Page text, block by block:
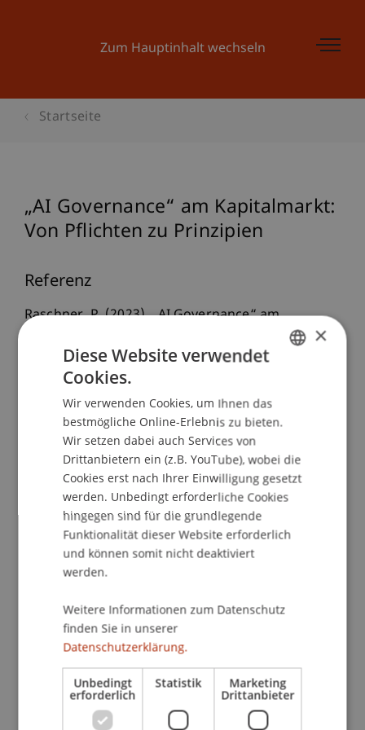
Zum Hauptinhalt wechseln
Startseite
„AI Governance“ am Kapitalmarkt:
Von Pflichten zu Prinzipien
Referenz
Raschner, P. (2023). „AI Governance“ am
Zeitschrift für Finanzmarktrecht (ZFR)(9).
Publikationsart
Beitrag in wissenschaftlicher Fachzeitschrift
Mitarbeitende
Univ.-Ass. Dr. Patrick Raschner
Beteiligte Einrichtungen
Liechtenstein Business Law School
Bank- und Finanzmarktrecht
×
Diese Website verwendet
Cookies.
Wir verwenden Cookies, um Ihnen das
bestmögliche Online-Erlebnis zu bieten.
Wir setzen dabei auch Services von
Drittanbietern ein (z.B. YouTube), wobei die
Cookies erst nach Ihrer Einwilligung gesetzt
werden. Unbedingt erforderliche Cookies
hingegen sind für die grundlegende
Funktionalität dieser Website erforderlich
und können somit nicht deaktiviert
werden.
Weitere Informationen zum Datenschutz
finden Sie in unserer
Datenschutzerklärung.
Unbedingt
erforderlich
Statistik Marketing
Drittanbieter